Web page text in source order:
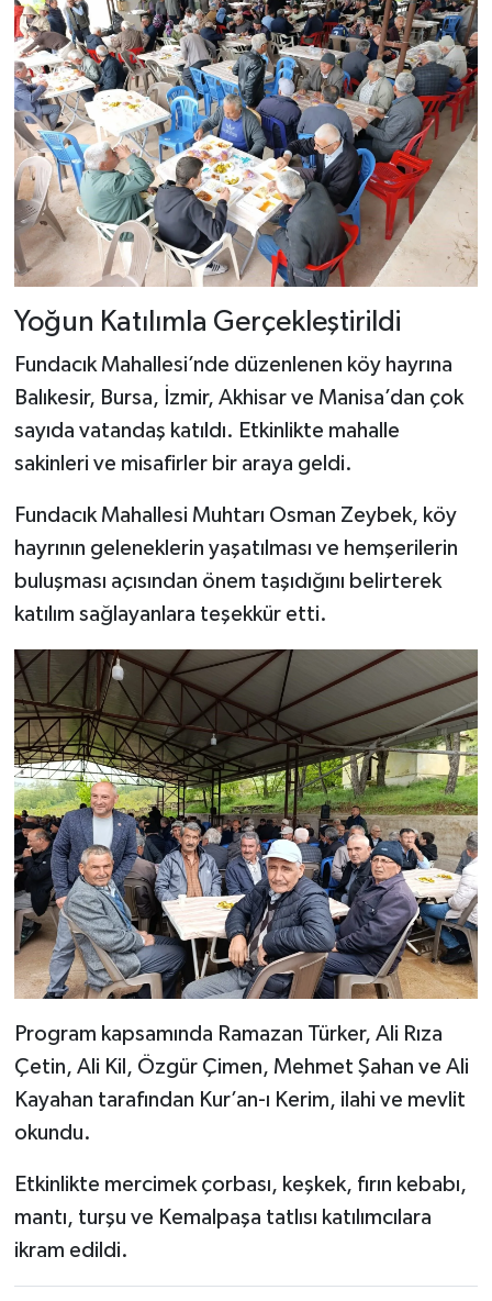
Yoğun Katılımla Gerçekleştirildi
Fundacık Mahallesi’nde düzenlenen köy hayrına
Balıkesir, Bursa, İzmir, Akhisar ve Manisa’dan çok
sayıda vatandaş katıldı. Etkinlikte mahalle
sakinleri ve misafirler bir araya geldi.
Fundacık Mahallesi Muhtarı Osman Zeybek, köy
hayrının geleneklerin yaşatılması ve hemşerilerin
buluşması açısından önem taşıdığını belirterek
katılım sağlayanlara teşekkür etti.
Program kapsamında Ramazan Türker, Ali Rıza
Çetin, Ali Kil, Özgür Çimen, Mehmet Şahan ve Ali
Kayahan tarafından Kur’an-ı Kerim, ilahi ve mevlit
okundu.
Etkinlikte mercimek çorbası, keşkek, fırın kebabı,
mantı, turşu ve Kemalpaşa tatlısı katılımcılara
ikram edildi.